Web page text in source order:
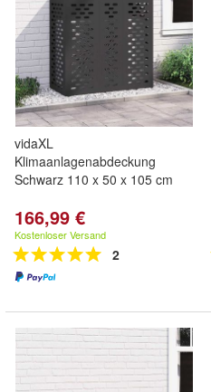
vidaXL
Klimaanlagenabdeckung
Schwarz 110 x 50 x 105 cm
166,99 €
Kostenloser Versand
2